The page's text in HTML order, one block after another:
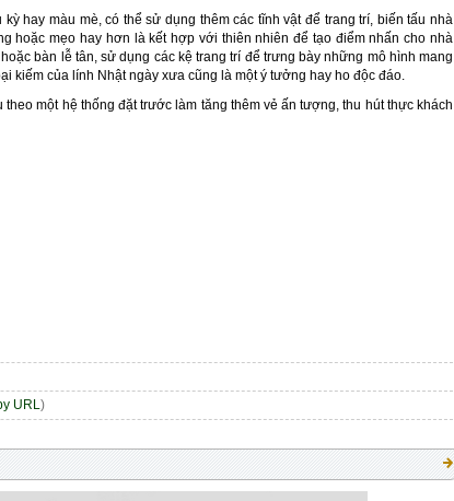
hay màu mè, có thể sử dụng thêm các tĩnh vật để trang trí, biến tấu nhà
hoặc mẹo hay hơn là kết hợp với thiên nhiên để tạo điểm nhấn cho nhà
bàn lễ tân, sử dụng các kệ trang trí để trưng bày những mô hình mang
kiếm của lính Nhật ngày xưa cũng là một ý tưởng hay ho độc đáo.
một hệ thống đặt trước làm tăng thêm vẻ ấn tượng, thu hút thực khách
URL)